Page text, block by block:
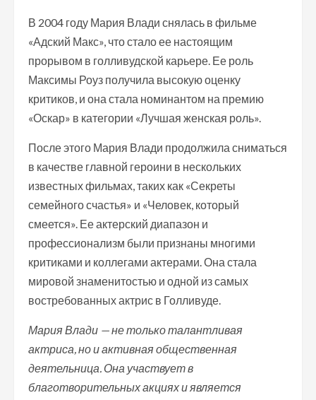
В 2004 году Мария Влади снялась в фильме
«Адский Макс», что стало ее настоящим
прорывом в голливудской карьере. Ее роль
Максимы Роуз получила высокую оценку
критиков, и она стала номинантом на премию
«Оскар» в категории «Лучшая женская роль».
После этого Мария Влади продолжила сниматься
в качестве главной героини в нескольких
известных фильмах, таких как «Секреты
семейного счастья» и «Человек, который
смеется». Ее актерский диапазон и
профессионализм были признаны многими
критиками и коллегами актерами. Она стала
мировой знаменитостью и одной из самых
востребованных актрис в Голливуде.
Мария Влади — не только талантливая
актриса, но и активная общественная
деятельница. Она участвует в
благотворительных акциях и является